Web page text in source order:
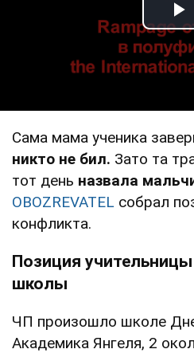
Сама мама ученика
никто не бил. Зато та
тот день назвала
OBOZREVATEL собрал
конфликта.
Позиция
школы
ЧП произошло школе
Академика Янгеля, 2